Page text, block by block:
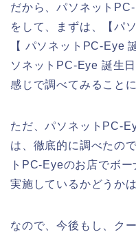
だから、パソネット
をして、まずは、【パ
【 パソネットPC-Eye
ソネットPC-Eye 誕生
感じで調べてみること
ただ、パソネットPC-
は、徹底的に調べたの
トPC-Eyeのお店でボ
実施しているかどうか
なので、今後もし、ク